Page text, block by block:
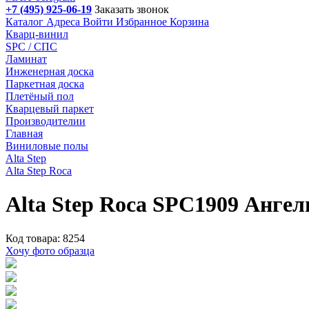
+7 (495) 925-06-19 Заказать звонок
Каталог Адреса Войти Избранное Корзина
Кварц-винил
SPC / СПС
Ламинат
Инженерная доска
Паркетная доска
Плетёный пол
Кварцевый паркет
Производителии
Главная
Виниловые полы
Alta Step
Alta Step Roca
Alta Step Roca SPC1909
Код товара: 8254
Хочу фото образца